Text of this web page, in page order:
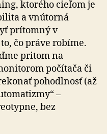
ktorého cieľom je
a vnútorná
prítomný v
čo práve robíme.
pritom na
počítača či
pohodlnosť (až
–
bez